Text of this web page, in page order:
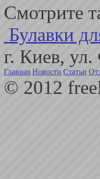
Смотрите
Булавки
г. Киев,
Главная Новости Статьи
© 2012